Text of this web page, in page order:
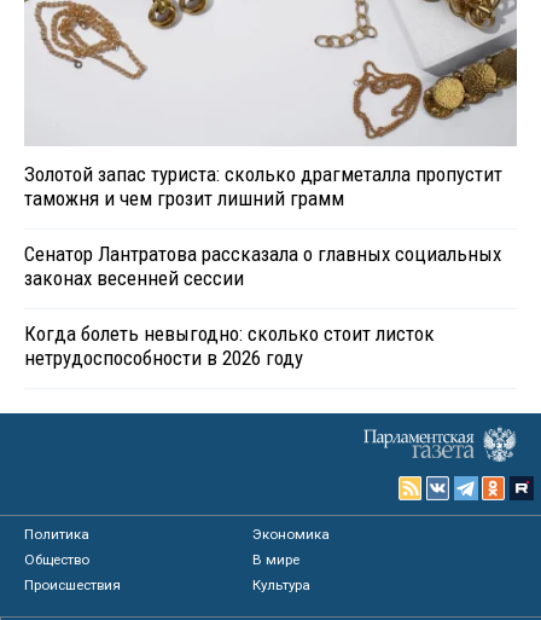
Золотой запас туриста: сколько драгметалла пропустит
таможня и чем грозит лишний грамм
Сенатор Лантратова рассказала о главных социальных
законах весенней сессии
Когда болеть невыгодно: сколько стоит листок
нетрудоспособности в 2026 году
Политика
Экономика
Общество
В мире
Происшествия
Культура